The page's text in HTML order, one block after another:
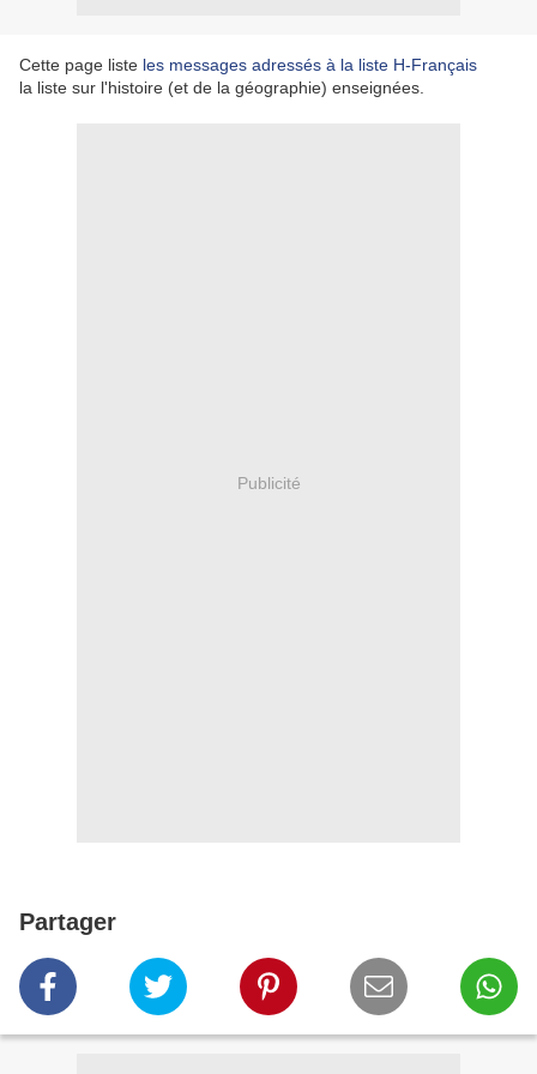
Cette page liste les messages adressés à la liste H-Français
la liste sur l'histoire (et de la géographie) enseignées.
Publicité
Partager